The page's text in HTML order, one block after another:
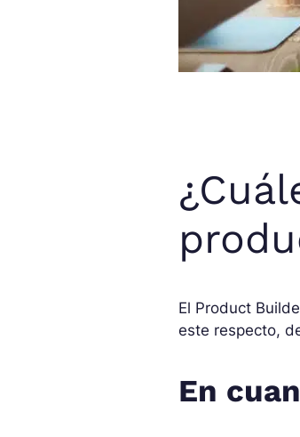
El Product
este respecto,
En